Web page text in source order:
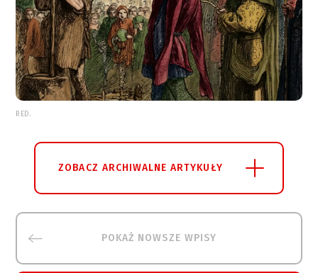
RED.
ZOBACZ ARCHIWALNE ARTYKUŁY
POKAŻ NOWSZE WPISY